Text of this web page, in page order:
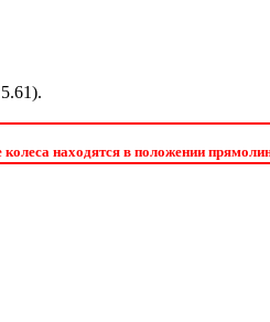
).
находятся в положении